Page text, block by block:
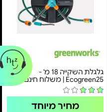
גלגלת השקייה 18 מ' -
Ecogreen25 | משלוח חינם
מחיר מיוחד